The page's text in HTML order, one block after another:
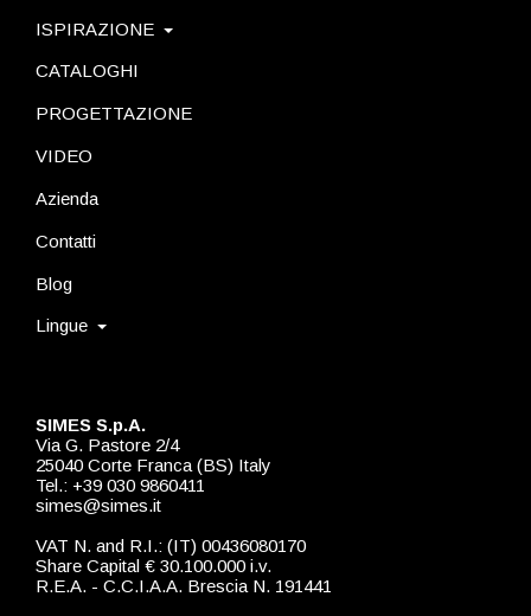
SIMES S.p.A.
Via G. Pastore 2/4
25040 Corte Franca (BS) Italy
Tel.: +39 030 9860411
simes@simes.it
VAT N. and R.I.: (IT) 00436080170
Share Capital € 30.100.000 i.v.
R.E.A. - C.C.I.A.A. Brescia N. 191441
ISPIRAZIONE
CATALOGHI
PROGETTAZIONE
VIDEO
Azienda
Contatti
Blog
Lingue